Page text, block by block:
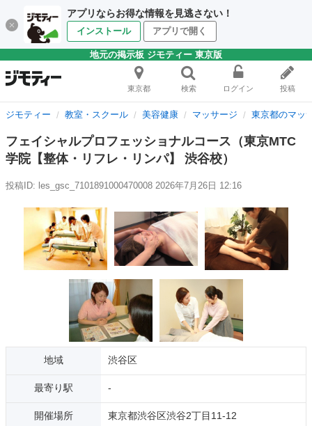
アプリならお得な情報を見逃さない！
インストール アプリで開く
地元の掲示板 ジモティー 東京版
東京都 検索 ログイン 投稿
ジモティー 教室・スクール 美容健康 マッサージ 東京都のマッ
フェイシャルプロフェッショナルコース（東京MTC
学院【整体・リフレ・リンパ】 渋谷校）
投稿ID: les_gsc_7101891000470008 2026年7月26日 12:16
地域 渋谷区
最寄り駅 -
開催場所 東京都渋谷区渋谷2丁目11-12